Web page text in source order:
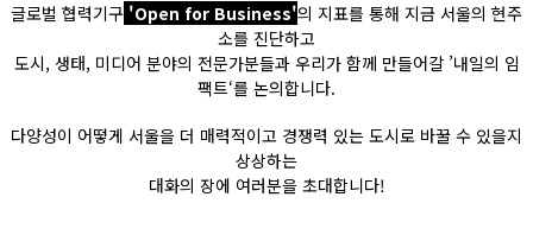
글로벌 협력기구 'Open for Business'의 지표를 통해 지금 서울의 현주
소를 진단하고
도시, 생태, 미디어 분야의 전문가분들과 우리가 함께 만들어갈 ’내일의 임
팩트‘를 논의합니다.
다양성이 어떻게 서울을 더 매력적이고 경쟁력 있는 도시로 바꿀 수 있을지
상상하는
대화의 장에 여러분을 초대합니다!